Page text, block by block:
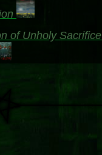
of Unholy Sacrifice